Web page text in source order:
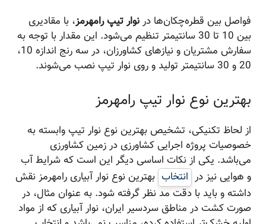
فواصل بین قطره‌چکان‌ها در نوار تیپ رامهرمز، با مقادیری
بین 10 تا 30 سانتیمتر تنظیم می‌شود. این مقدار با توجه به
بهترین نوع نوار تیپ رامهرمز
از لحاظ تکنیکی، تشخیص بهترین نوع نوار تیپ وابسته به
خصوصیات پروژه اجرایی کشاورزی در زمین کشاورزی
می‌باشد. یکی از نکات اساسی دیگر این است که شرایط آب
و هوایی نیز در انتخاب بهترین نوع نوار آبیاری رامهرمز نقش
داشته و باید با دقت مد نظر گرفته شود. به عنوان مثال، در
صورت کشت در مناطق سردسیر ایران، نوار آبیاری که از مواد